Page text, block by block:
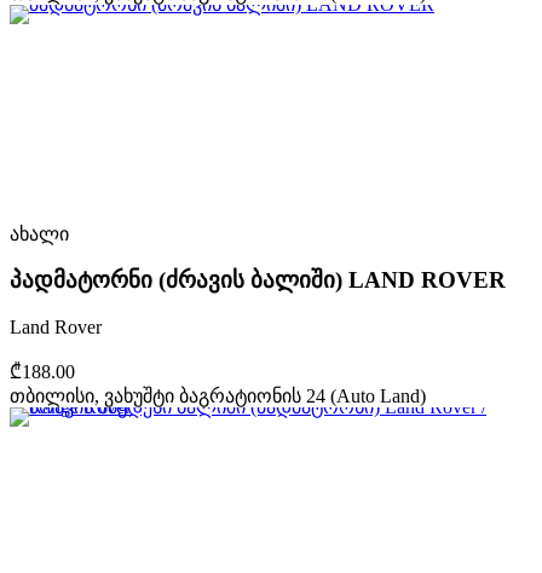
ახალი
პადმატორნი (ძრავის ბალიში) LAND ROVER
Land Rover
₾188.00
თბილისი, ვახუშტი ბაგრატიონის 24 (Auto Land)